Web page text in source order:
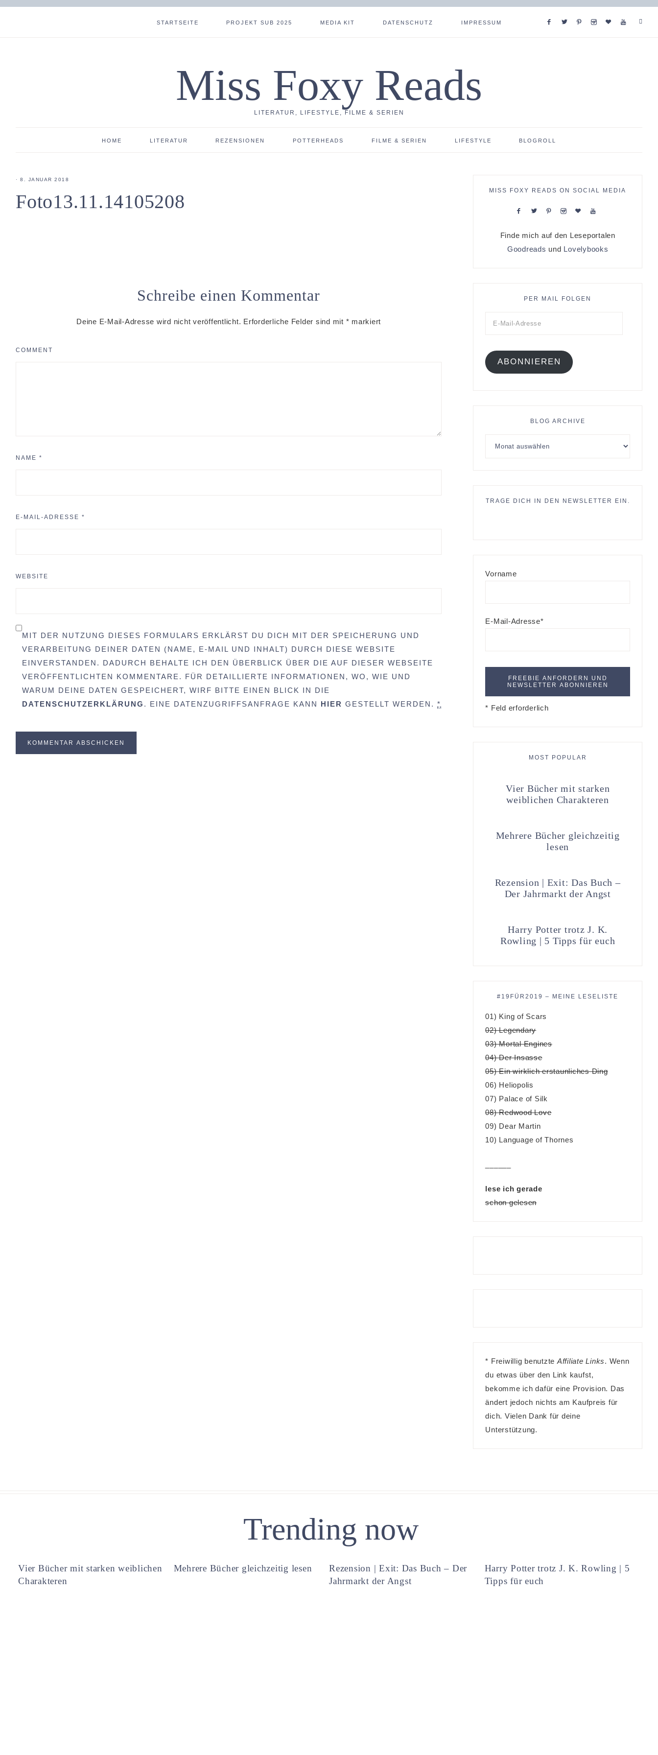
STARTSEITE PROJEKT SUB 2025 MEDIA KIT DATENSCHUTZ IMPRESSUM
Miss Foxy Reads
LITERATUR, LIFESTYLE, FILME & SERIEN
HOME LITERATUR REZENSIONEN POTTERHEADS FILME & SERIEN LIFESTYLE BLOGROLL
· 8. JANUAR 2018
Foto13.11.14105208
Schreibe einen Kommentar
Deine E-Mail-Adresse wird nicht veröffentlicht. Erforderliche Felder sind mit * markiert
COMMENT
NAME *
E-MAIL-ADRESSE *
WEBSITE
MIT DER NUTZUNG DIESES FORMULARS ERKLÄRST DU DICH MIT DER SPEICHERUNG UND
VERARBEITUNG DEINER DATEN (NAME, E-MAIL UND INHALT) DURCH DIESE WEBSITE
EINVERSTANDEN. DADURCH BEHALTE ICH DEN ÜBERBLICK ÜBER DIE AUF DIESER WEBSEITE
VERÖFFENTLICHTEN KOMMENTARE. FÜR DETAILLIERTE INFORMATIONEN, WO, WIE UND
WARUM DEINE DATEN GESPEICHERT, WIRF BITTE EINEN BLICK IN DIE
DATENSCHUTZERKLÄRUNG . EINE DATENZUGRIFFSANFRAGE KANN HIER GESTELLT WERDEN. *
MISS FOXY READS ON SOCIAL MEDIA
Finde mich auf den Leseportalen
Goodreads und Lovelybooks
PER MAIL FOLGEN
ABONNIEREN
BLOG ARCHIVE
TRAGE DICH IN DEN NEWSLETTER EIN.
Vorname
E-Mail-Adresse*
* Feld erforderlich
MOST POPULAR
Vier Bücher mit starken
weiblichen Charakteren
Mehrere Bücher gleichzeitig
lesen
Rezension | Exit: Das Buch –
Der Jahrmarkt der Angst
Harry Potter trotz J. K.
Rowling | 5 Tipps für euch
#19FÜR2019 – MEINE LESELISTE
01) King of Scars
02) Legendary
03) Mortal Engines
04) Der Insasse
05) Ein wirklich erstaunliches Ding
06) Heliopolis
07) Palace of Silk
08) Redwood Love
09) Dear Martin
10) Language of Thornes
lese ich gerade
schon gelesen
* Freiwillig benutzte Affiliate Links. Wenn
du etwas über den Link kaufst,
bekomme ich dafür eine Provision. Das
ändert jedoch nichts am Kaufpreis für
dich. Vielen Dank für deine
Unterstützung.
Trending now
Vier Bücher mit starken weiblichen
Charakteren
Mehrere Bücher gleichzeitig lesen
Rezension | Exit: Das Buch – Der
Jahrmarkt der Angst
Harry Potter trotz J. K. Rowling | 5
Tipps für euch